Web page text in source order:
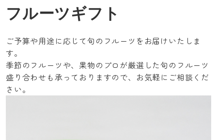
フルーツギフト
ご予算や用途に応じて旬のフルーツをお届けいたしま
す。
季節のフルーツや、果物のプロが厳選した旬のフルーツ
盛り合わせも承っておりますので、お気軽にご相談くだ
さい。